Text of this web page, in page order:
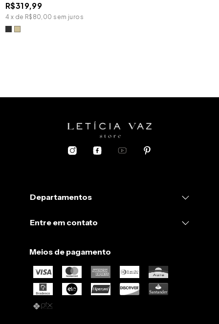
R$319,99
4 x de R$80,00 sem juros
Departamentos
Entre em contato
Meios de pagamento